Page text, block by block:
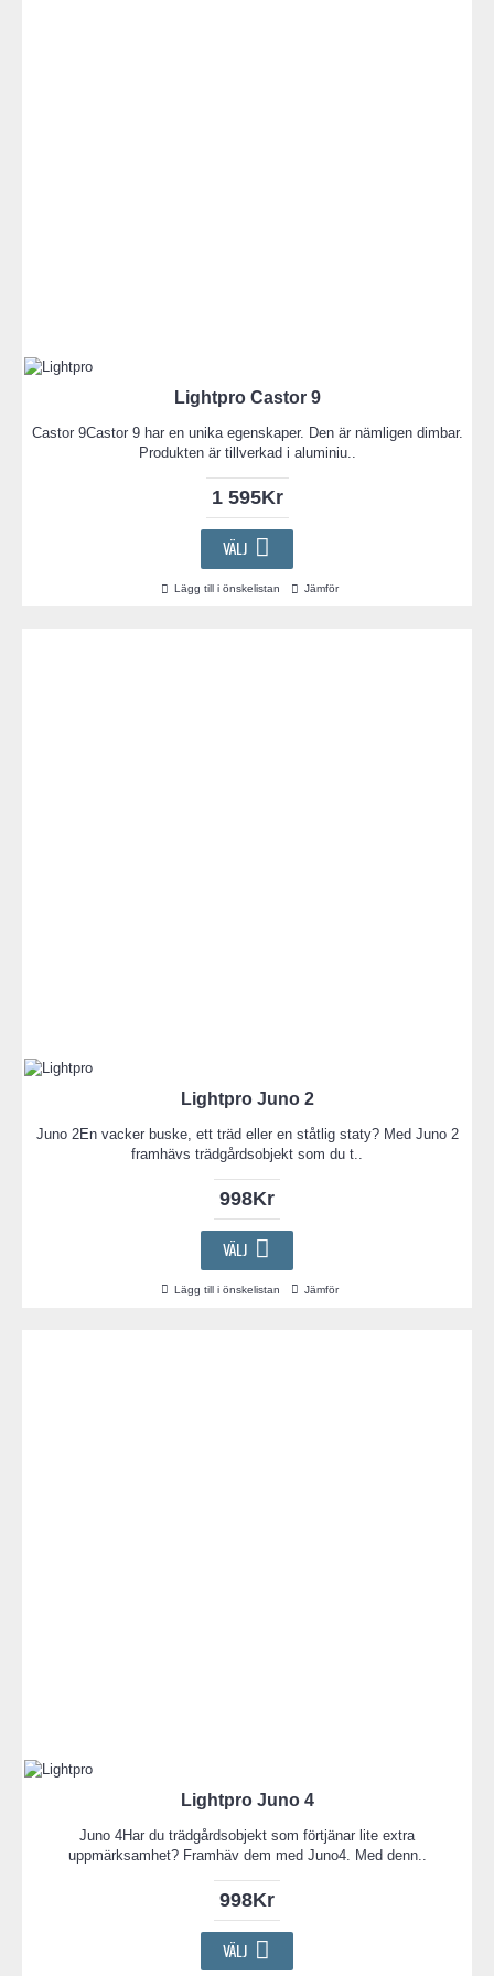
Lightpro Castor 9
Castor 9Castor 9 har en unika egenskaper. Den är nämligen dimbar.
Produkten är tillverkad i aluminiu..
1 595Kr
VÄLJ
Lägg till i önskelistan Jämför
Lightpro Juno 2
Juno 2En vacker buske, ett träd eller en ståtlig staty? Med Juno 2
framhävs trädgårdsobjekt som du t..
998Kr
VÄLJ
Lägg till i önskelistan Jämför
Lightpro Juno 4
Juno 4Har du trädgårdsobjekt som förtjänar lite extra
uppmärksamhet? Framhäv dem med Juno4. Med denn..
998Kr
VÄLJ